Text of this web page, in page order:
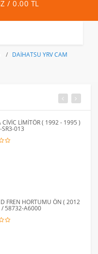
/ 0.00 TL
DAİHATSU YRV CAM
CİVİC LİMİTÖR ( 1992 - 1995 )
013
FREN HORTUMU ÖN ( 2012
/ 58732-A6000